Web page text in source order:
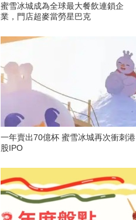
蜜雪冰城成為全球最大餐飲連鎖企
業，門店超麥當勞星巴克
一年賣出70億杯 蜜雪冰城再次衝刺港
股IPO